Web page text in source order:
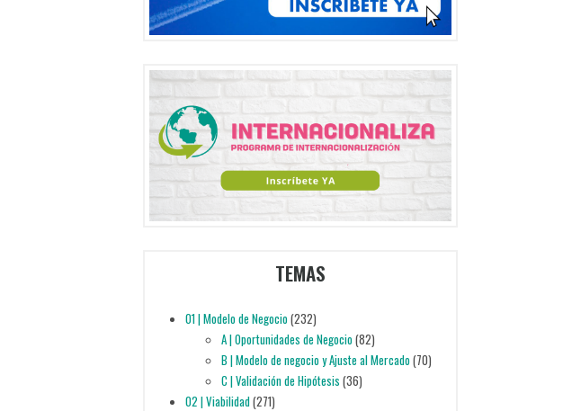
TEMAS
01 | Modelo de Negocio(232)
A | Oportunidades de Negocio(82)
B | Modelo de negocio y Ajuste al Mercado(70)
C | Validación de Hipótesis (36)
02 | Viabilidad(271)